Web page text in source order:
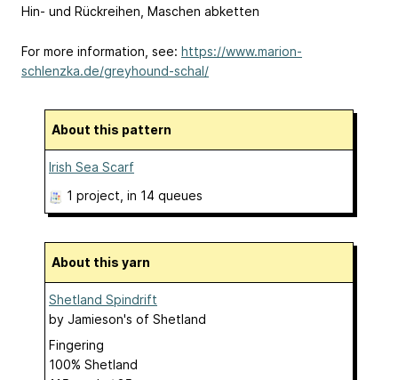
Hin- und Rückreihen, Maschen abketten
For more information, see: https://www.marion-
schlenzka.de/greyhound-schal/
About this pattern
Irish Sea Scarf
1 project , in 14 queues
About this yarn
Shetland Spindrift
by Jamieson's of Shetland
Fingering
100% Shetland